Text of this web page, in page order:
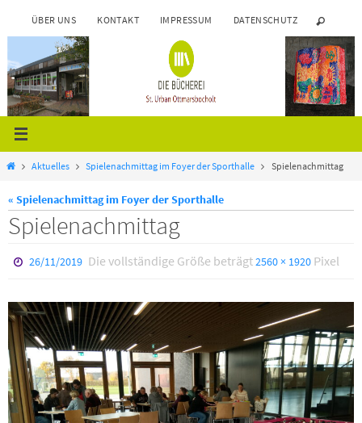
Inhalt
springen
ÜBER UNS KONTAKT IMPRESSUM DATENSCHUTZ
StartAktuelles Spielenachmittag im Foyer der Sporthalle Spielenachmittag
« Spielenachmittag im Foyer der Sporthalle
Spielenachmittag
26/11/2019 Die vollständige Größe beträgt2560 × 1920 Pixel